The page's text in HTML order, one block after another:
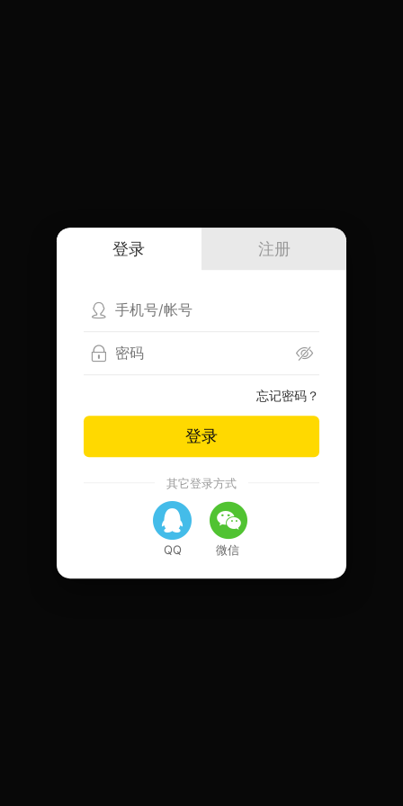
登录 注册
忘记密码？
登录
其它登录方式
QQ 微信